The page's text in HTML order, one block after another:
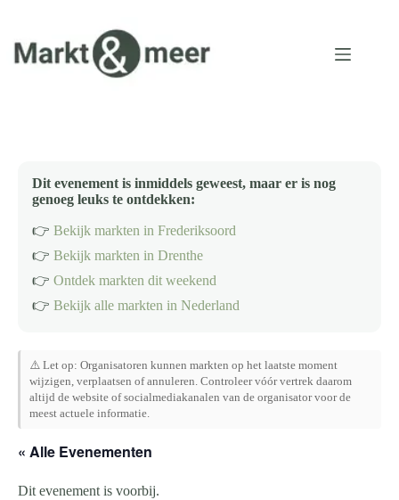
inhoud
Dit evenement is inmiddels geweest, maar er is nog
genoeg leuks te ontdekken:
👉 Bekijk markten in Frederiksoord
👉 Bekijk markten in Drenthe
👉 Ontdek markten dit weekend
👉 Bekijk alle markten in Nederland
⚠️ Let op: Organisatoren kunnen markten op het laatste moment
wijzigen, verplaatsen of annuleren. Controleer vóór vertrek daarom
altijd de website of socialmediakanalen van de organisator voor de
meest actuele informatie.
« Alle Evenementen
Dit evenement is voorbij.